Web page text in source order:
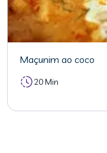
Maçunim ao coco
20 Min